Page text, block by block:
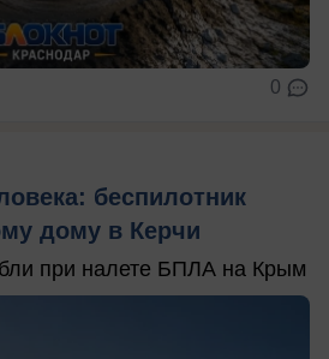
0
беспилотник
дому в Керчи
при налете БПЛА на Крым